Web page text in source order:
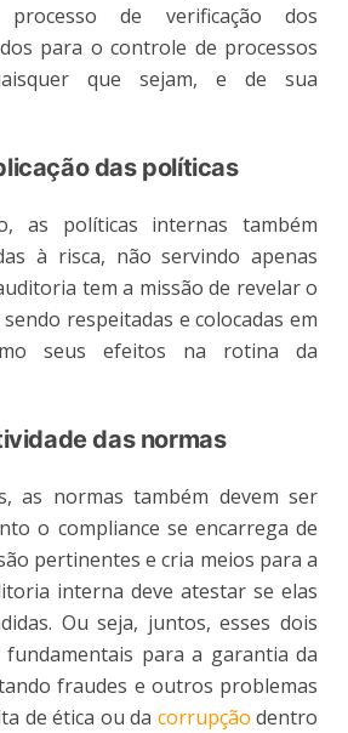
de verificação dos
para o controle de processos
que sejam, e de sua
das políticas
as políticas internas também
à risca, não servindo apenas
tem a missão de revelar o
respeitadas e colocadas em
seus efeitos na rotina da
das normas
as normas também devem ser
o compliance se encarrega de
pertinentes e cria meios para a
interna deve atestar se elas
Ou seja, juntos, esses dois
para a garantia da
fraudes e outros problemas
de ética ou da corrupção dentro